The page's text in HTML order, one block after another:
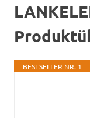
BESTSELLER NR. 1